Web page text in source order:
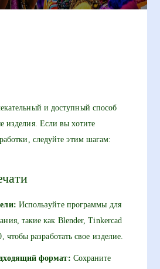
и доступный способ
изделия. Если вы хотите
следуйте этим шагам:
Используйте программы для
такие как Blender, Tinkercad
чтобы разработать свое изделие.
формат: Сохраните